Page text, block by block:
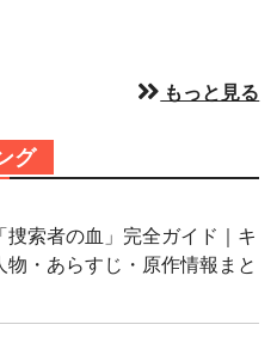
もっと見る
グ
索者の血」完全ガイド｜キ
物・あらすじ・原作情報まと